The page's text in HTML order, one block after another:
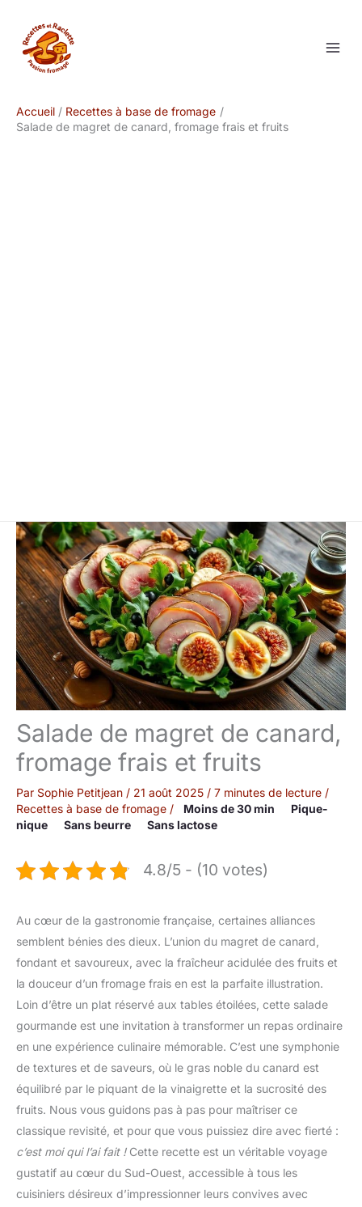
contenu
Accueil
Recettes à base de fromage
Salade de magret de canard, fromage frais et fruits
Salade de magret de canard,
fromage frais et fruits
Par Sophie Petitjean / 21 août 2025 / 7 minutes de lecture /
Recettes à base de fromage / Moins de 30 min
Pique-
nique
Sans beurre Sans lactose
4.8/5 - (10 votes)
Au cœur de la gastronomie française, certaines alliances
semblent bénies des dieux. L’union du magret de canard,
fondant et savoureux, avec la fraîcheur acidulée des fruits et
la douceur d’un fromage frais en est la parfaite illustration.
Loin d’être un plat réservé aux tables étoilées, cette salade
gourmande est une invitation à transformer un repas ordinaire
en une expérience culinaire mémorable. C’est une symphonie
de textures et de saveurs, où le gras noble du canard est
équilibré par le piquant de la vinaigrette et la sucrosité des
fruits. Nous vous guidons pas à pas pour maîtriser ce
classique revisité, et pour que vous puissiez dire avec fierté :
c’est moi qui l’ai fait !Cette recette est un véritable voyage
gustatif au cœur du Sud-Ouest, accessible à tous les
cuisiniers désireux d’impressionner leurs convives avec